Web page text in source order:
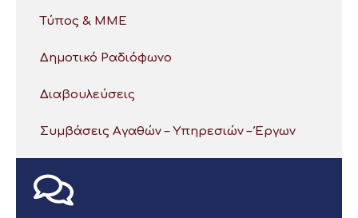
Τύπος & ΜΜΕ
Δημοτικό Ραδιόφωνο
Διαβουλεύσεις
Συμβάσεις Αγαθών – Υπηρεσιών – Έργων